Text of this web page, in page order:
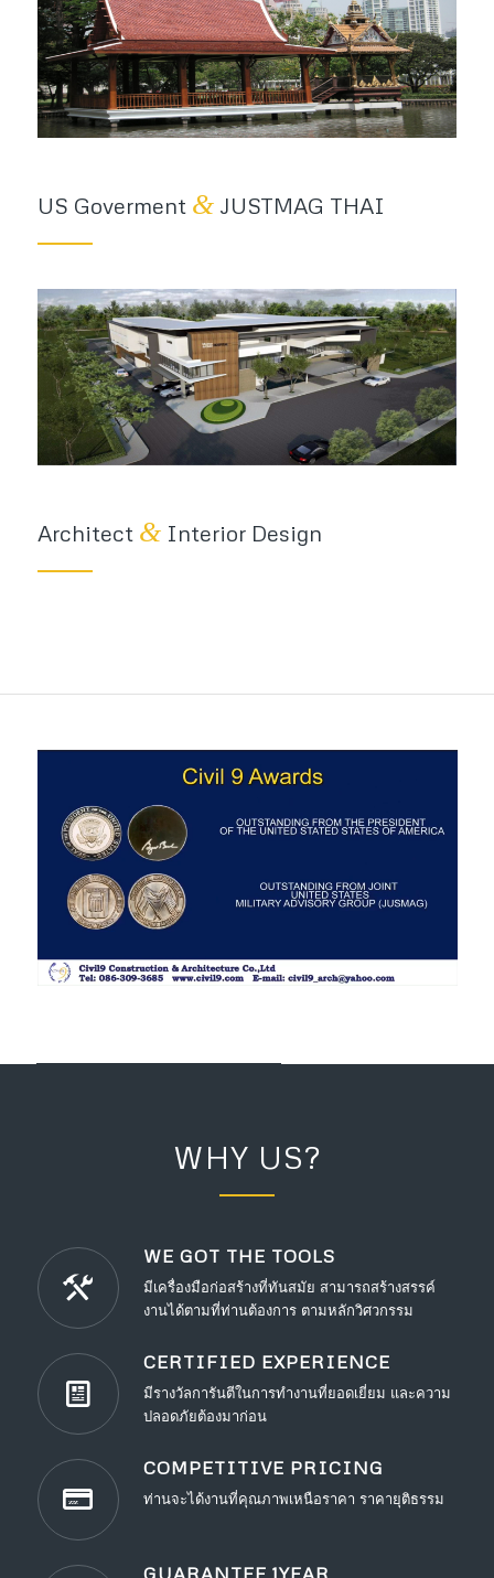
US Goverment &JUSTMAG THAI
Architect &Interior Design
WHY US?
WE GOT THE TOOLS
มีเครื่องมือก่อสร้างที่ทันสมัย สามารถสร้างสรรค์
งานได้ตามที่ท่านต้องการ ตามหลักวิศวกรรม
CERTIFIED EXPERIENCE
มีรางวัลการันตีในการทำงานที่ยอดเยี่ยม และความ
ปลอดภัยต้องมาก่อน
COMPETITIVE PRICING
ท่านจะได้งานที่คุณภาพเหนือราคา ราคายุติธรรม